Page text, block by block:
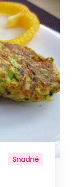
Snadné